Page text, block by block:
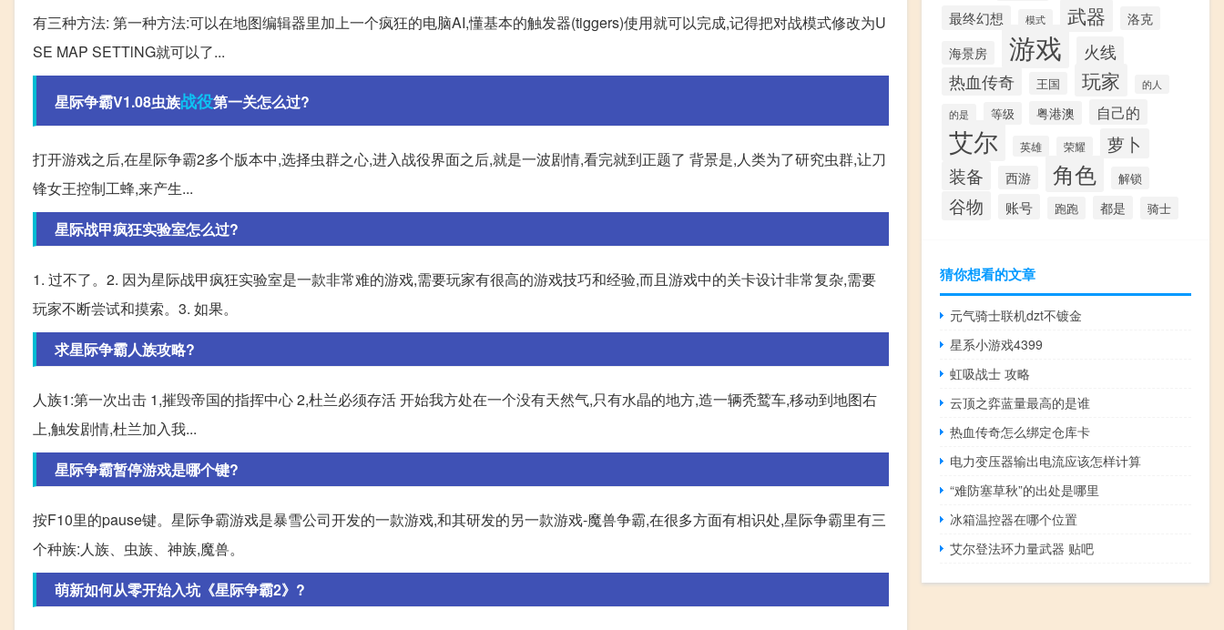
有三种方法: 第一种方法:可以在地图编辑器里加上一个疯狂的电脑AI,懂基本的触发器(tiggers)使用就可以完成,记得把对战模式修改为U
SE MAP SETTlNG就可以了...
星际争霸V1.08虫族战役第一关怎么过?
打开游戏之后,在星际争霸2多个版本中,选择虫群之心,进入战役界面之后,就是一波剧情,看完就到正题了 背景是,人类为了研究虫群,让刀
锋女王控制工蜂,来产生...
星际战甲疯狂实验室怎么过?
1. 过不了。2. 因为星际战甲疯狂实验室是一款非常难的游戏,需要玩家有很高的游戏技巧和经验,而且游戏中的关卡设计非常复杂,需要
玩家不断尝试和摸索。3. 如果。
求星际争霸人族攻略?
人族1:第一次出击 1,摧毁帝国的指挥中心 2,杜兰必须存活 开始我方处在一个没有天然气,只有水晶的地方,造一辆秃鹫车,移动到地图右
上,触发剧情,杜兰加入我...
星际争霸暂停游戏是哪个键?
按F10里的pause键。星际争霸游戏是暴雪公司开发的一款游戏,和其研发的另一款游戏-魔兽争霸,在很多方面有相识处,星际争霸里有三
个种族:人族、虫族、神族,魔兽。
萌新如何从零开始入坑《星际争霸2》?
最终幻想 模式 武器
洛克
海景房
游戏 火线
热血传奇 王国 玩家 的人
的是 等级 粤港澳 自己的
艾尔 英雄 荣耀 萝卜
装备 西游 角色 解锁
谷物 账号 跑跑 都是 骑士
猜你想看的文章
元气骑士联机dzt不镀金
星系小游戏4399
虹吸战士 攻略
云顶之弈蓝量最高的是谁
热血传奇怎么绑定仓库卡
电力变压器输出电流应该怎样计算
“难防塞草秋”的出处是哪里
冰箱温控器在哪个位置
艾尔登法环力量武器 贴吧